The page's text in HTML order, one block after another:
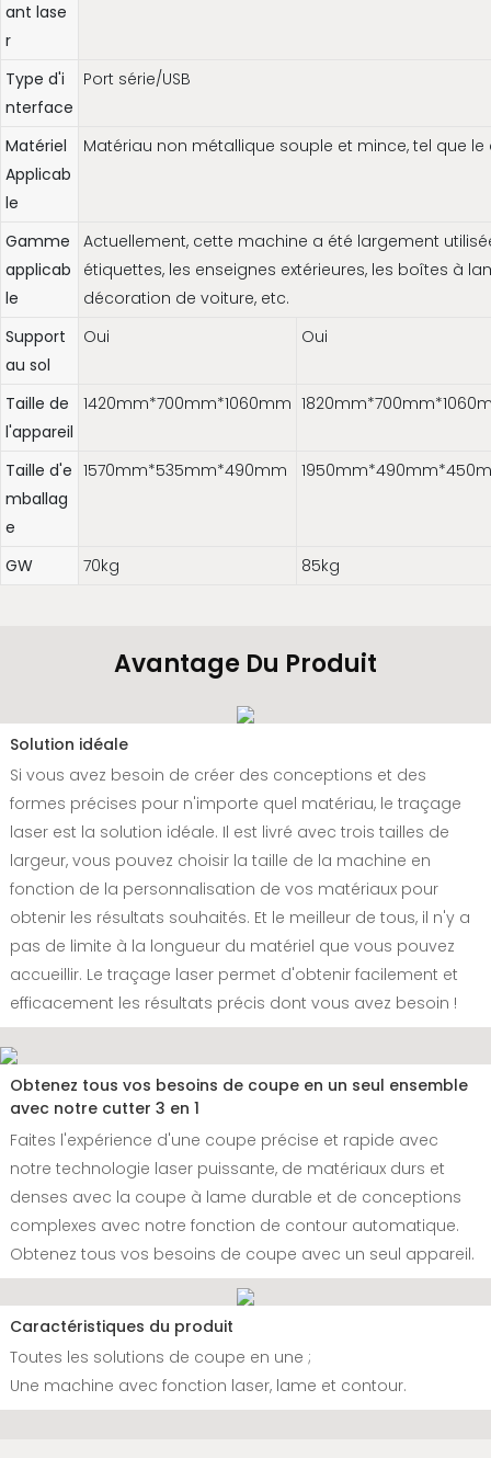
ant lase
r
Type d'i
nterface
Port série/USB
Matériel
Applicab
le
Matériau non métallique souple et mince, tel que
Gamme
applicab
le
Actuellement, cette machine a été largement
étiquettes, les enseignes extérieures, les boîtes à
décoration de voiture, etc.
Support
au sol
Oui Oui
Taille de
l'appareil
1420mm*700mm*1060mm
Taille d'e
mballag
e
1570mm*535mm*490mm
GW 70kg 85kg
Avantage Du Produit
Solution idéale
Si vous avez besoin de créer des conceptions et des
formes précises pour n'importe quel matériau, le traçage
laser est la solution idéale. Il est livré avec trois tailles de
largeur, vous pouvez choisir la taille de la machine en
fonction de la personnalisation de vos matériaux pour
obtenir les résultats souhaités. Et le meilleur de tous, il n'y a
pas de limite à la longueur du matériel que vous pouvez
accueillir. Le traçage laser permet d'obtenir facilement et
efficacement les résultats précis dont vous avez besoin !
Obtenez tous vos besoins de coupe en un seul ensemble
avec notre cutter 3 en 1
Faites l'expérience d'une coupe précise et rapide avec
notre technologie laser puissante, de matériaux durs et
denses avec la coupe à lame durable et de conceptions
complexes avec notre fonction de contour automatique.
Obtenez tous vos besoins de coupe avec un seul appareil.
Caractéristiques du produit
Toutes les solutions de coupe en une ;
Une machine avec fonction laser, lame et contour.